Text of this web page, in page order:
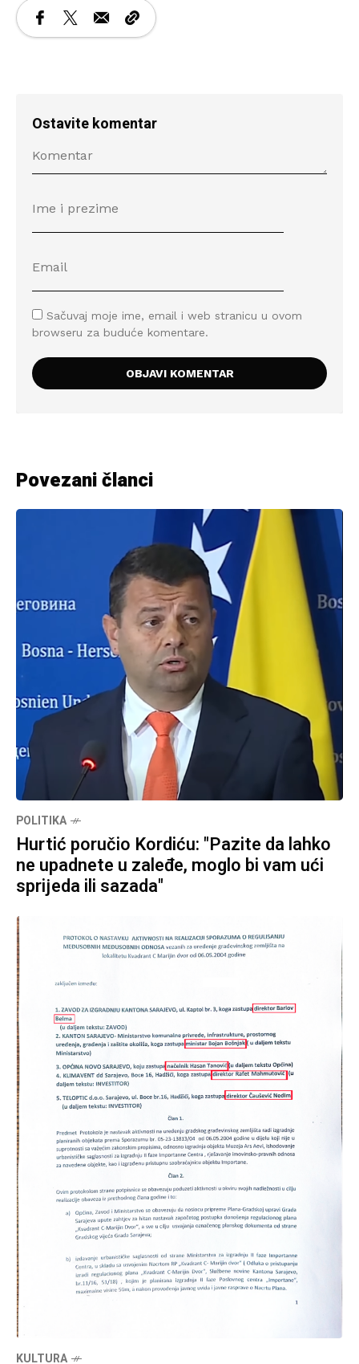
Ostavite komentar
Sačuvaj moje ime, email i web stranicu u ovom
browseru za buduće komentare.
Povezani članci
POLITIKA
Hurtić poručio Kordiću: "Pazite da lahko
ne upadnete u zaleđe, moglo bi vam ući
sprijeda ili sazada"
KULTURA